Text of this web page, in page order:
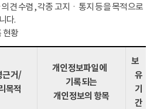
견 수렴, 각종 고지ㆍ통지 등을 목적으로
다.
현황
근거/
목적
개인정보파일에
기록되는
개인정보의 항목
보
유
기
간